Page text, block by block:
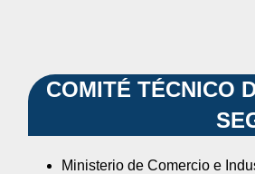
COMITÉ TÉCNICO
Ministerio de Comercio e